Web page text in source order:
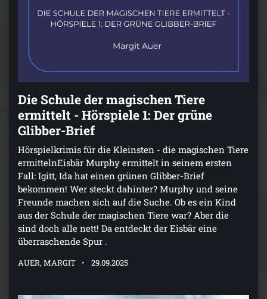
Die Schule der magischen Tiere
ermittelt - Hörspiele 1: Der grüne
Glibber-Brief
Hörspielkrimis für die Kleinsten - die magischen Tiere
ermittelnEisbär Murphy ermittelt in seinem ersten
Fall: Igitt, Ida hat einen grünen Glibber-Brief
bekommen! Wer steckt dahinter? Murphy und seine
Freunde machen sich auf die Suche. Ob es ein Kind
aus der Schule der magischen Tiere war? Aber die
sind doch alle nett! Da entdeckt der Eisbär eine
überraschende Spur .
AUER, MARGIT 29.09.2025